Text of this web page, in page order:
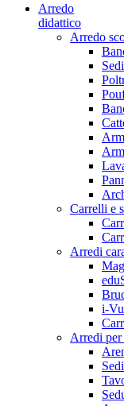
Arredo
didattico
Arredo
Carrelli e
Arredi
i-
Arredi